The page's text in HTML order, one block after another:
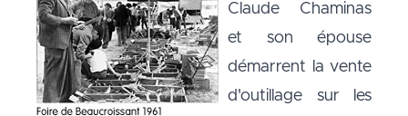
Claude Chaminas
et son épouse
démarrent la vente
d'outillage sur les